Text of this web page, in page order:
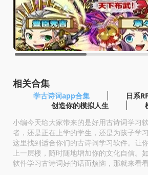
相关合集
学古诗词app合集
日系
创造你的模拟人生
小编今天给大家带来的是好用古诗词学习
者，还是正在上学的学生，还是为孩子学
这里找到适合你们的古诗词学习软件。让
上一层楼，随时随地增加你的文化自信。
软件学习古诗词好的话而烦恼，那就来看